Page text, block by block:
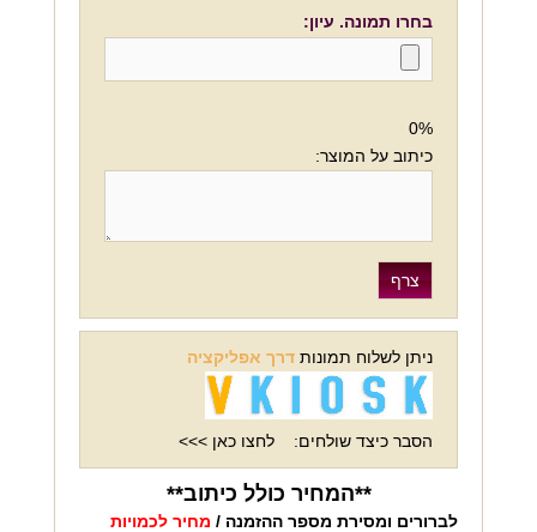
בחרו תמונה. עיון:
0%
כיתוב על המוצר:
ניתן לשלוח תמונות דרך אפליקציה
הסבר כיצד שולחים: לחצו כאן >>>
**המחיר כולל כיתוב**
לברורים ומסירת מספר ההזמנה / מחיר לכמויות